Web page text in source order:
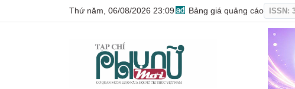
Thứ năm, 06/08/2026 23:09 Bảng giá quảng cáo ISSN: